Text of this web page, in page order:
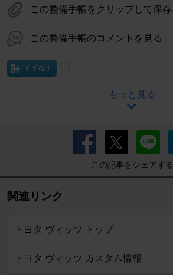
この整備手帳をクリップして保存
この整備手帳のコメントを見る
イイね！
もっと見る
この記事をシェアする
関連リンク
トヨタ ヴィッツ トップ
トヨタ ヴィッツ カスタム情報